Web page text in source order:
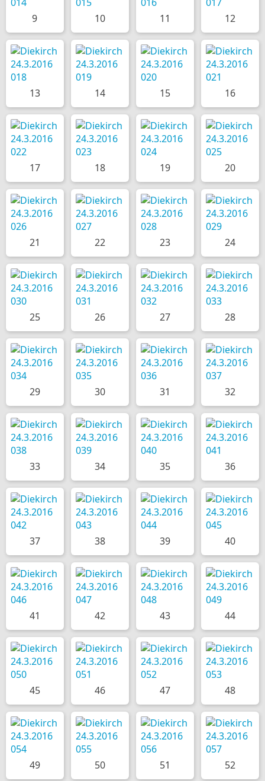
9 10 11 12
13 14 15 16
17 18 19 20
21 22 23 24
25 26 27 28
29 30 31 32
33 34 35 36
37 38 39 40
41 42 43 44
45 46 47 48
49 50 51 52